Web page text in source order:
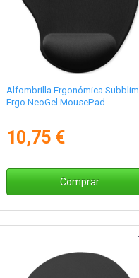
Alfombrilla Ergonómica Subblim
Ergo NeoGel MousePad
10,75 €
Comprar